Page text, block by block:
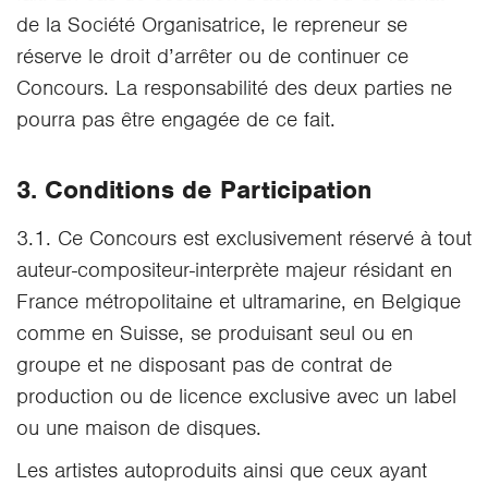
de la Société Organisatrice, le repreneur se
réserve le droit d’arrêter ou de continuer ce
Concours. La responsabilité des deux parties ne
pourra pas être engagée de ce fait.
3. Conditions de Participation
3.1. Ce Concours est exclusivement réservé à tout
auteur-compositeur-interprète majeur résidant en
France métropolitaine et ultramarine, en Belgique
comme en Suisse, se produisant seul ou en
groupe et ne disposant pas de contrat de
production ou de licence exclusive avec un label
ou une maison de disques.
Les artistes autoproduits ainsi que ceux ayant